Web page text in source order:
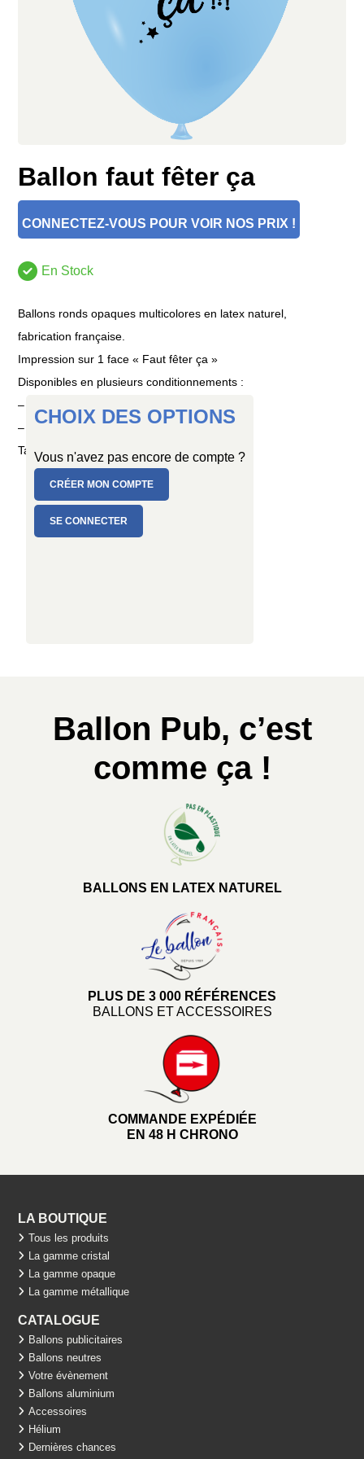
Ballon faut fêter ça
CONNECTEZ-VOUS POUR VOIR NOS PRIX !
En Stock
Ballons ronds opaques multicolores en latex naturel,
fabrication française.
Impression sur 1 face « Faut fêter ça »
Disponibles en plusieurs conditionnements :
– PC de 10 ballons
– SAC de 100 ballons
Taille : Ø 25/29 cm
CHOIX DES OPTIONS
Vous n'avez pas encore de compte ?
CRÉER MON COMPTE
SE CONNECTER
Ballon Pub, c’est
comme ça !
BALLONS EN LATEX NATUREL
PLUS DE 3 000 RÉFÉRENCES
BALLONS ET ACCESSOIRES
COMMANDE EXPÉDIÉE
EN 48 H CHRONO
LA BOUTIQUE
Tous les produits
La gamme cristal
La gamme opaque
La gamme métallique
CATALOGUE
Ballons publicitaires
Ballons neutres
Votre évènement
Ballons aluminium
Accessoires
Hélium
Dernières chances